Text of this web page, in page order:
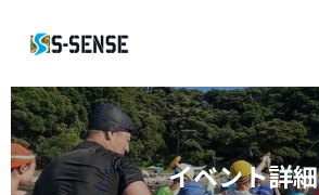
イベント詳細